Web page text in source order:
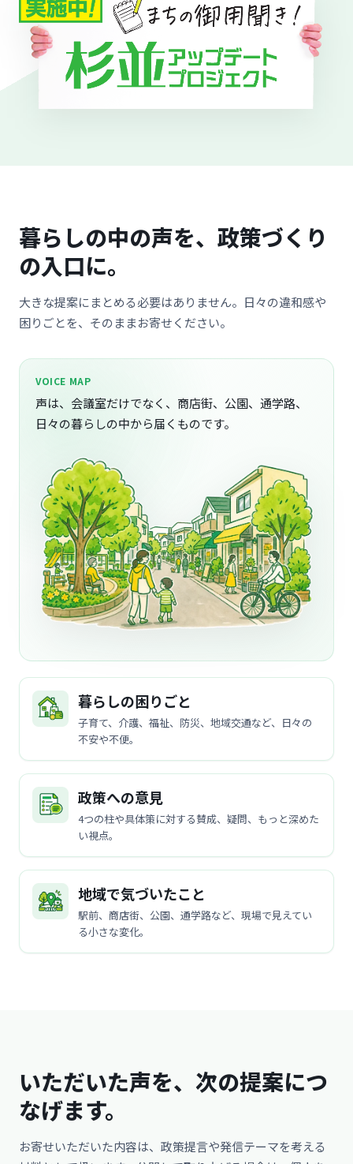
暮らしの中の声を、政策づくり
の入口に。
大きな提案にまとめる必要はありません。日々の違和感や
困りごとを、そのままお寄せください。
VOICE MAP
声は、会議室だけでなく、商店街、公園、通学路、
日々の暮らしの中から届くものです。
暮らしの困りごと
子育て、介護、福祉、防災、地域交通など、日々の
不安や不便。
政策への意見
4つの柱や具体策に対する賛成、疑問、もっと深めた
い視点。
地域で気づいたこと
駅前、商店街、公園、通学路など、現場で見えてい
る小さな変化。
いただいた声を、次の提案につ
なげます。
お寄せいただいた内容は、政策提言や発信テーマを考える